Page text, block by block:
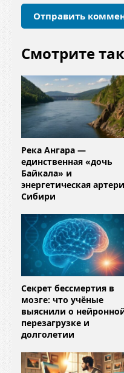
и
Смотрите
Река Ангара —
единственная «дочь
Байкала» и
энергетическая
Сибири
Секрет бессмертия в
мозге: что учёные
выяснили о
перезагрузке и
долголетии